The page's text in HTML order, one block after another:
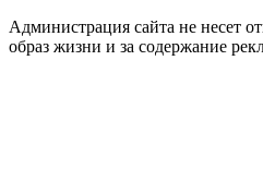
Администрация сайта не несет
образ жизни и за содержание